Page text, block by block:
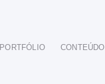
PORTFÓLIO CONTEÚDO